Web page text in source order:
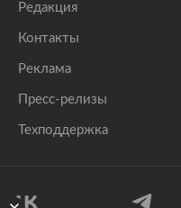
Редакция
Контакты
Реклама
Пресс-релизы
Техподдержка